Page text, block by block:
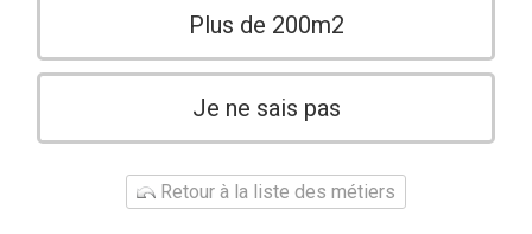
Plus de 200m2
Je ne sais pas
Retour à la liste des métiers